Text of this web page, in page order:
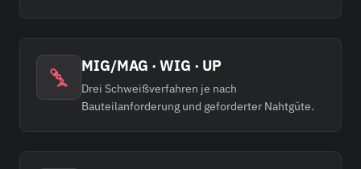
MIG/MAG · WIG · UP
Drei Schweißverfahren je nach
Bauteilanforderung und geforderter Nahtgüte.